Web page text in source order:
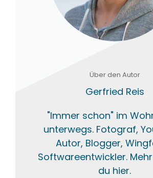
Über den Autor
Gerfried Reis
"Immer schon" im
unterwegs. Fotograf,
Autor, Blogger,
Softwareentwickler.
du hier.